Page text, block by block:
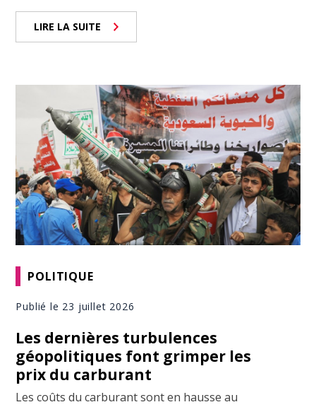
LIRE LA SUITE
POLITIQUE
Publié le 23 juillet 2026
Les dernières turbulences
géopolitiques font grimper les
prix du carburant
Les coûts du carburant sont en hausse au